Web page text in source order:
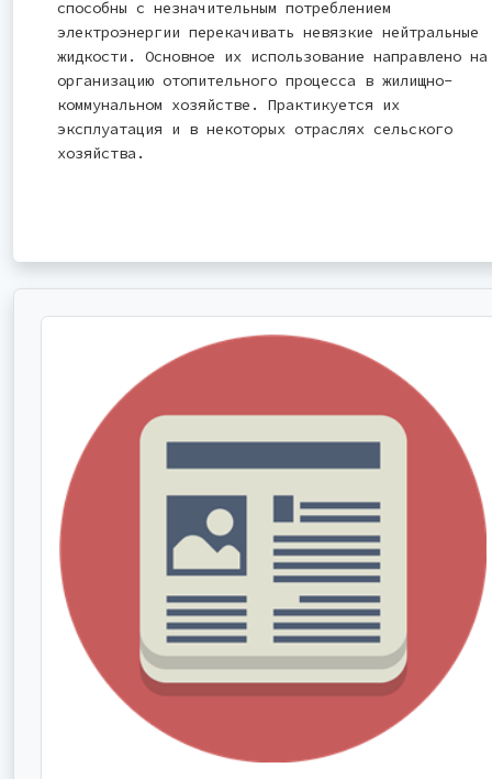
способны с незначительным потреблением
электроэнергии перекачивать невязкие нейтральные
жидкости. Основное их использование направлено на
организацию отопительного процесса в жилищно-
коммунальном хозяйстве. Практикуется их
эксплуатация и в некоторых отраслях сельского
хозяйства.